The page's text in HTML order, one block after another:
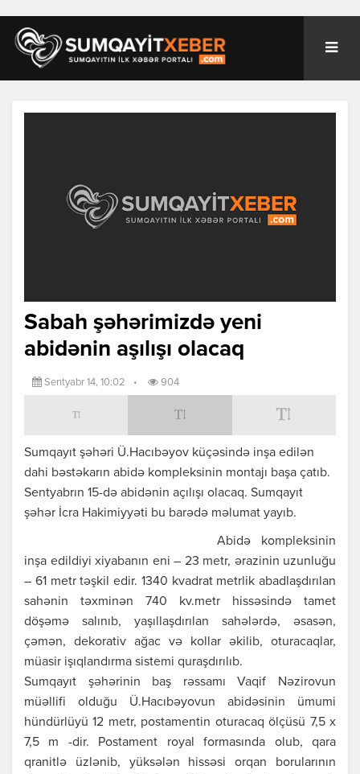
Sabah şəhərimizdə yeni
abidənin aşılışı olacaq
Sentyabr 14, 10:02 • 904
Sumqayıt şəhəri Ü.Hacıbəyov küçəsində inşa edilən
dahi bəstəkarın abidə kompleksinin montajı başa çatıb.
Sentyabrın 15-də abidənin açılışı olacaq. Sumqayıt
şəhər İcra Hakimiyyəti bu barədə məlumat yayıb.
Abidə kompleksinin
inşa edildiyi xiyabanın eni – 23 metr, ərazinin uzunluğu
– 61 metr təşkil edir. 1340 kvadrat metrlik abadlaşdırılan
sahənin təxminən 740 kv.metr hissəsində tamet
döşəmə salınıb, yaşıllaşdırılan sahələrdə, əsasən,
çəmən, dekorativ ağac və kollar əkilib, oturacaqlar,
müasir işıqlandırma sistemi quraşdırılıb.
Sumqayıt şəhərinin baş rəssamı Vaqif Nəzirovun
müəllifi olduğu Ü.Hacıbəyovun abidəsinin ümumi
hündürlüyü 12 metr, postamentin oturacaq ölçüsü 7,5 x
7,5 m -dir. Postament royal formasında olub, qara
qranitlə üzlənib, yüksələn hissəsi orqan borularının